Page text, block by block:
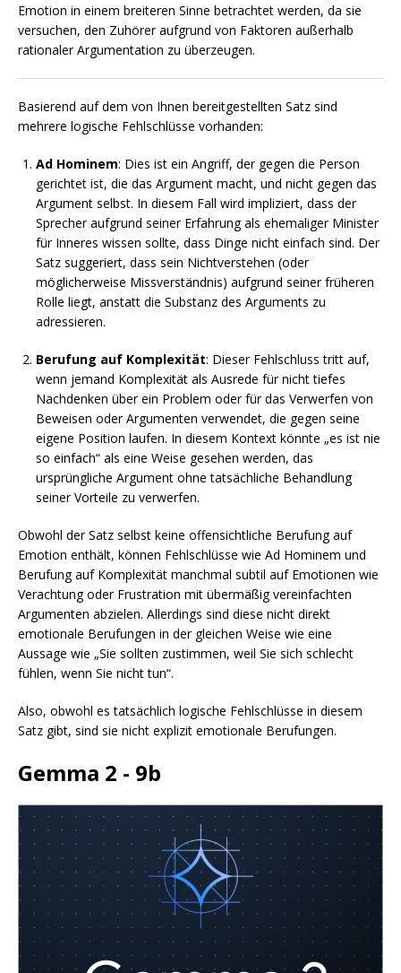
Emotion in einem breiteren Sinne betrachtet werden, da sie
versuchen, den Zuhörer aufgrund von Faktoren außerhalb
rationaler Argumentation zu überzeugen.
Basierend auf dem von Ihnen bereitgestellten Satz sind
mehrere logische Fehlschlüsse vorhanden:
Ad Hominem: Dies ist ein Angriff, der gegen die Person
gerichtet ist, die das Argument macht, und nicht gegen das
Argument selbst. In diesem Fall wird impliziert, dass der
Sprecher aufgrund seiner Erfahrung als ehemaliger Minister
für Inneres wissen sollte, dass Dinge nicht einfach sind. Der
Satz suggeriert, dass sein Nichtverstehen (oder
möglicherweise Missverständnis) aufgrund seiner früheren
Rolle liegt, anstatt die Substanz des Arguments zu
adressieren.
Berufung auf Komplexität: Dieser Fehlschluss tritt auf,
wenn jemand Komplexität als Ausrede für nicht tiefes
Nachdenken über ein Problem oder für das Verwerfen von
Beweisen oder Argumenten verwendet, die gegen seine
eigene Position laufen. In diesem Kontext könnte „es ist nie
so einfach“ als eine Weise gesehen werden, das
ursprüngliche Argument ohne tatsächliche Behandlung
seiner Vorteile zu verwerfen.
Obwohl der Satz selbst keine offensichtliche Berufung auf
Emotion enthält, können Fehlschlüsse wie Ad Hominem und
Berufung auf Komplexität manchmal subtil auf Emotionen wie
Verachtung oder Frustration mit übermäßig vereinfachten
Argumenten abzielen. Allerdings sind diese nicht direkt
emotionale Berufungen in der gleichen Weise wie eine
Aussage wie „Sie sollten zustimmen, weil Sie sich schlecht
fühlen, wenn Sie nicht tun“.
Also, obwohl es tatsächlich logische Fehlschlüsse in diesem
Satz gibt, sind sie nicht explizit emotionale Berufungen.
Gemma 2 - 9b